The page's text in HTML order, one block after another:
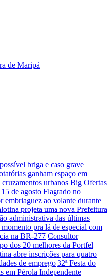
briga e caso grave
ganham espaço em
urbanos Big Ofertas
de agosto Flagrado no
embriaguez ao volante durante
projeta uma nova Prefeitura
administrativa das últimas
pra lá de especial com
na BR-277 Consultor
dos 20 melhores da Portfel
abre inscrições para quatro
de emprego 32ª Festa do
em Pérola Independente